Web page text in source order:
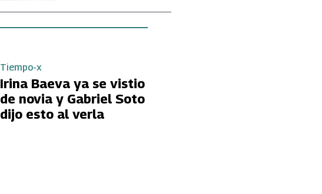
Tiempo-x
Irina Baeva ya se vistio
de novia y Gabriel Soto
dijo esto al verla